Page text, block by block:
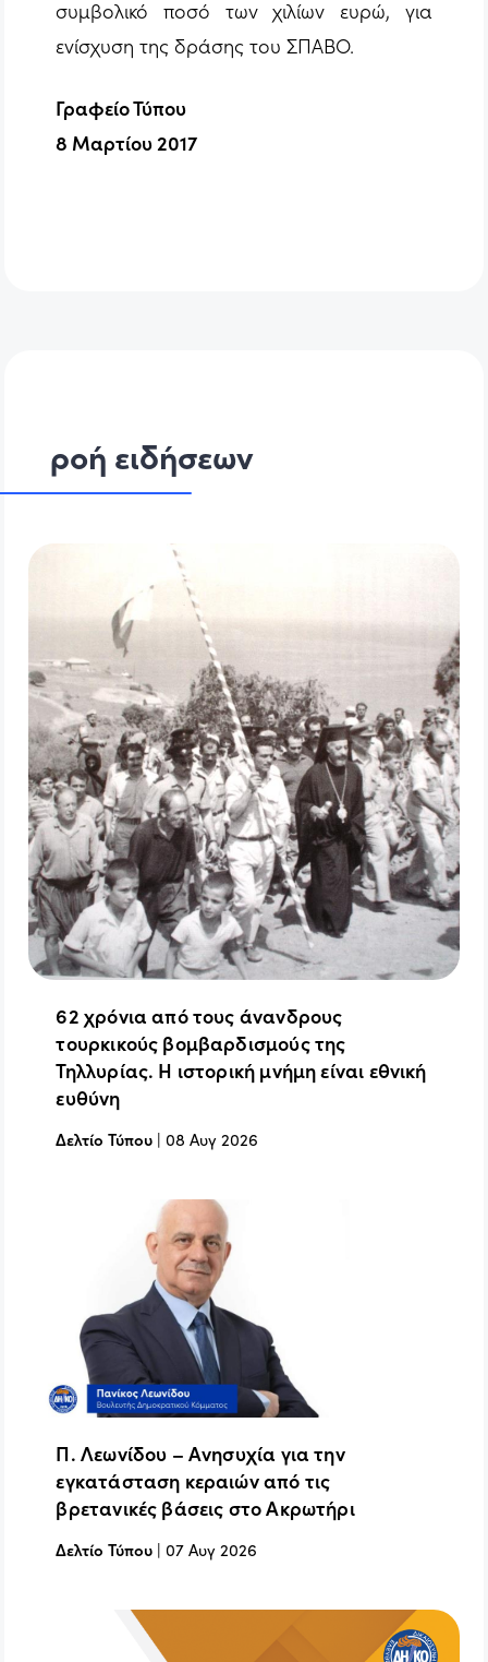
συμβολικό ποσό των χιλίων ευρώ, για
ενίσχυση της δράσης του ΣΠΑΒΟ.
Γραφείο Τύπου
8 Μαρτίου 2017
ροή ειδήσεων
62 χρόνια από τους άνανδρους
τουρκικούς βομβαρδισμούς της
Τηλλυρίας. Η ιστορική μνήμη είναι εθνική
ευθύνη
Δελτίο Τύπου |08 Αυγ 2026
Π. Λεωνίδου – Ανησυχία για την
εγκατάσταση κεραιών από τις
βρετανικές βάσεις στο Ακρωτήρι
Δελτίο Τύπου |07 Αυγ 2026